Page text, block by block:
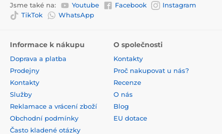
Jsme také na: Youtube Facebook
Instagram
TikTok
WhatsApp
Informace k nákupu
Doprava a platba
Prodejny
Kontakty
Služby
Reklamace a vrácení zboží
Obchodní podmínky
Často kladené otázky
O společnosti
Kontakty
Proč nakupovat u nás?
Recenze
O nás
Blog
EU dotace